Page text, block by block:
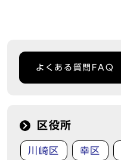
よくある質問FAQ
区役所
川崎区 幸区